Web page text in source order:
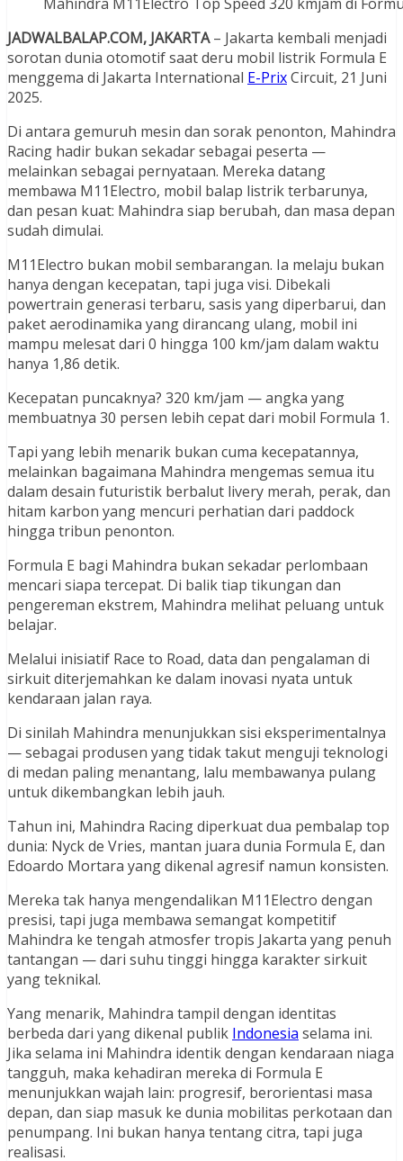
JADWALBALAP.COM, JAKARTA– Jakarta kembali menjadi
sorotan dunia otomotif saat deru mobil listrik Formula E
menggema di Jakarta International E-PrixCircuit, 21 Juni
2025.
Di antara gemuruh mesin dan sorak penonton, Mahindra
Racing hadir bukan sekadar sebagai peserta —
melainkan sebagai pernyataan. Mereka datang
membawa M11Electro, mobil balap listrik terbarunya,
dan pesan kuat: Mahindra siap berubah, dan masa depan
sudah dimulai.
M11Electro bukan mobil sembarangan. Ia melaju bukan
hanya dengan kecepatan, tapi juga visi. Dibekali
powertrain generasi terbaru, sasis yang diperbarui, dan
paket aerodinamika yang dirancang ulang, mobil ini
mampu melesat dari 0 hingga 100 km/jam dalam waktu
hanya 1,86 detik.
Kecepatan puncaknya? 320 km/jam — angka yang
membuatnya 30 persen lebih cepat dari mobil Formula 1.
Tapi yang lebih menarik bukan cuma kecepatannya,
melainkan bagaimana Mahindra mengemas semua itu
dalam desain futuristik berbalut livery merah, perak, dan
hitam karbon yang mencuri perhatian dari paddock
hingga tribun penonton.
Formula E bagi Mahindra bukan sekadar perlombaan
mencari siapa tercepat. Di balik tiap tikungan dan
pengereman ekstrem, Mahindra melihat peluang untuk
belajar.
Melalui inisiatif Race to Road, data dan pengalaman di
sirkuit diterjemahkan ke dalam inovasi nyata untuk
kendaraan jalan raya.
Di sinilah Mahindra menunjukkan sisi eksperimentalnya
— sebagai produsen yang tidak takut menguji teknologi
di medan paling menantang, lalu membawanya pulang
untuk dikembangkan lebih jauh.
Tahun ini, Mahindra Racing diperkuat dua pembalap top
dunia: Nyck de Vries, mantan juara dunia Formula E, dan
Edoardo Mortara yang dikenal agresif namun konsisten.
Mereka tak hanya mengendalikan M11Electro dengan
presisi, tapi juga membawa semangat kompetitif
Mahindra ke tengah atmosfer tropis Jakarta yang penuh
tantangan — dari suhu tinggi hingga karakter sirkuit
yang teknikal.
Yang menarik, Mahindra tampil dengan identitas
berbeda dari yang dikenal publik Indonesia selama ini.
Jika selama ini Mahindra identik dengan kendaraan niaga
tangguh, maka kehadiran mereka di Formula E
menunjukkan wajah lain: progresif, berorientasi masa
depan, dan siap masuk ke dunia mobilitas perkotaan dan
penumpang. Ini bukan hanya tentang citra, tapi juga
realisasi.